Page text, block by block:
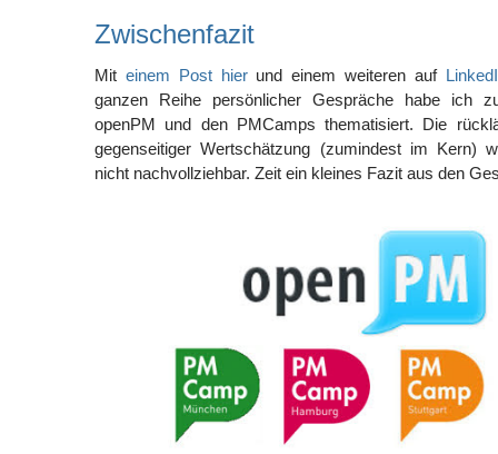
Zwischenfazit
Mit einem Post hierund einem weiteren auf
ganzen Reihe persönlicher Gespräche habe ich
openPM und den PMCamps thematisiert. Die
gegenseitiger Wertschätzung (zumindest im Kern)
nicht nachvollziehbar. Zeit ein kleines Fazit aus den